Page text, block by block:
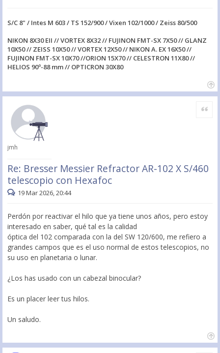
S/C 8" / Intes M 603 / TS 152/900 / Vixen 102/1000 / Zeiss 80/500
NIKON 8X30 EII // VORTEX 8X32 // FUJINON FMT-SX 7X50 // GLANZ
10X50 // ZEISS 10X50 // VORTEX 12X50 // NIKON A. EX 16X50 //
FUJINON FMT-SX 10X70 //ORION 15X70 // CELESTRON 11X80 //
HELIOS 90º-88 mm // OPTICRON 30X80
jmh
Re: Bresser Messier Refractor AR-102 X S/460
telescopio con Hexafoc
Citar
19 Mar 2026, 20:44
Perdón por reactivar el hilo que ya tiene unos años, pero estoy
interesado en saber, qué tal es la calidad
óptica del 102 comparada con la del SW 120/600, me refiero a
grandes campos que es el uso normal de estos telescopios, no
su uso en planetaria o lunar.
¿Los has usado con un cabezal binocular?
Es un placer leer tus hilos.
Un saludo.